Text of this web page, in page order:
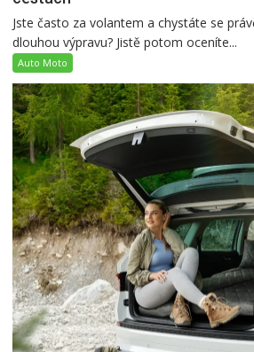
Jste často za volantem a chystáte se
dlouhou výpravu? Jistě potom oceníte...
Auto Moto